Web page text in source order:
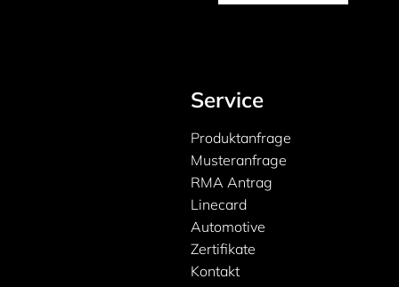
Service
Produktanfrage
Musteranfrage
RMA Antrag
Linecard
Automotive
Zertifikate
Kontakt